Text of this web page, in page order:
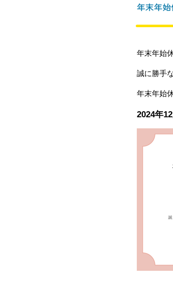
年末年
年末年始
誠に勝手
年末年始
2024年